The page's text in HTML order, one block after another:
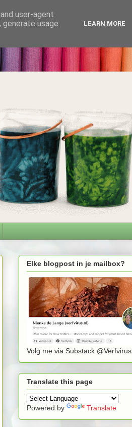
Elke blogpost in je mailbox?
Volg me via Substack @Verfvirus
Translate this page
Powered by Translate
user-agent
usage
LEARN MORE